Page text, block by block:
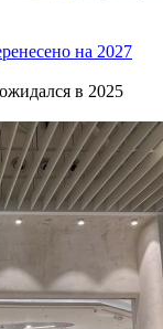
на 2027
в 2025